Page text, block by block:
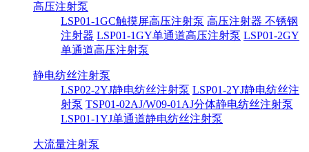
高压注射泵
LSP01-1GC触摸屏高压注射泵 高压注射器 不锈钢
注射器 LSP01-1GY单通道高压注射泵 LSP01-2GY
单通道高压注射泵
静电纺丝注射泵
LSP02-2YJ静电纺丝注射泵 LSP01-2YJ静电纺丝注
射泵 TSP01-02AJ/W09-01AJ分体静电纺丝注射泵
LSP01-1YJ单通道静电纺丝注射泵
大流量注射泵